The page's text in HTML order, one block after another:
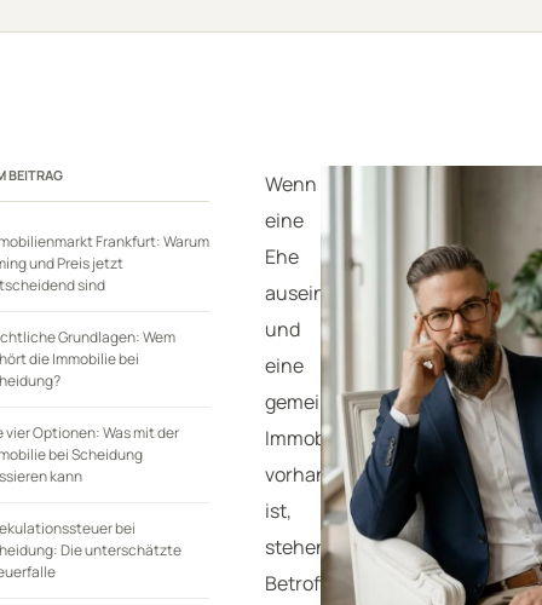
BEITRAG
Frankfurt: Warum
und Preis jetzt
sind
Grundlagen: Wem
die Immobilie bei
vier Optionen: Was mit der
bei Scheidung
kann
bei
Die unterschätzte
Wenn
eine
Ehe
auseinandergeht
und
eine
gemeinsame
Immobilie
vorhanden
ist,
stehen
Betroffene